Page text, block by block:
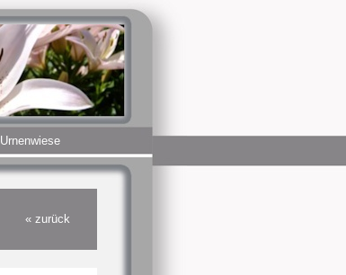
Urnenwiese
« zurück